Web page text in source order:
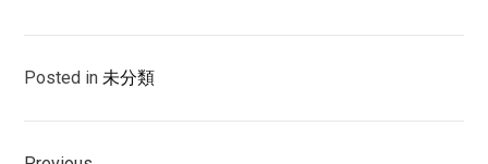
Posted in 未分類
投